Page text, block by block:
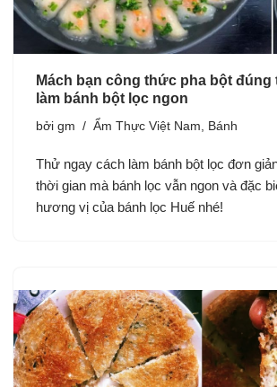
Mách bạn công thức pha bột đúng
làm bánh bột lọc ngon
bởi gm Ẩm Thực Việt Nam, Bánh
Thử ngay cách làm bánh bột lọc đơn
thời gian mà bánh lọc vẫn ngon và đặc
hương vị của bánh lọc Huế nhé!